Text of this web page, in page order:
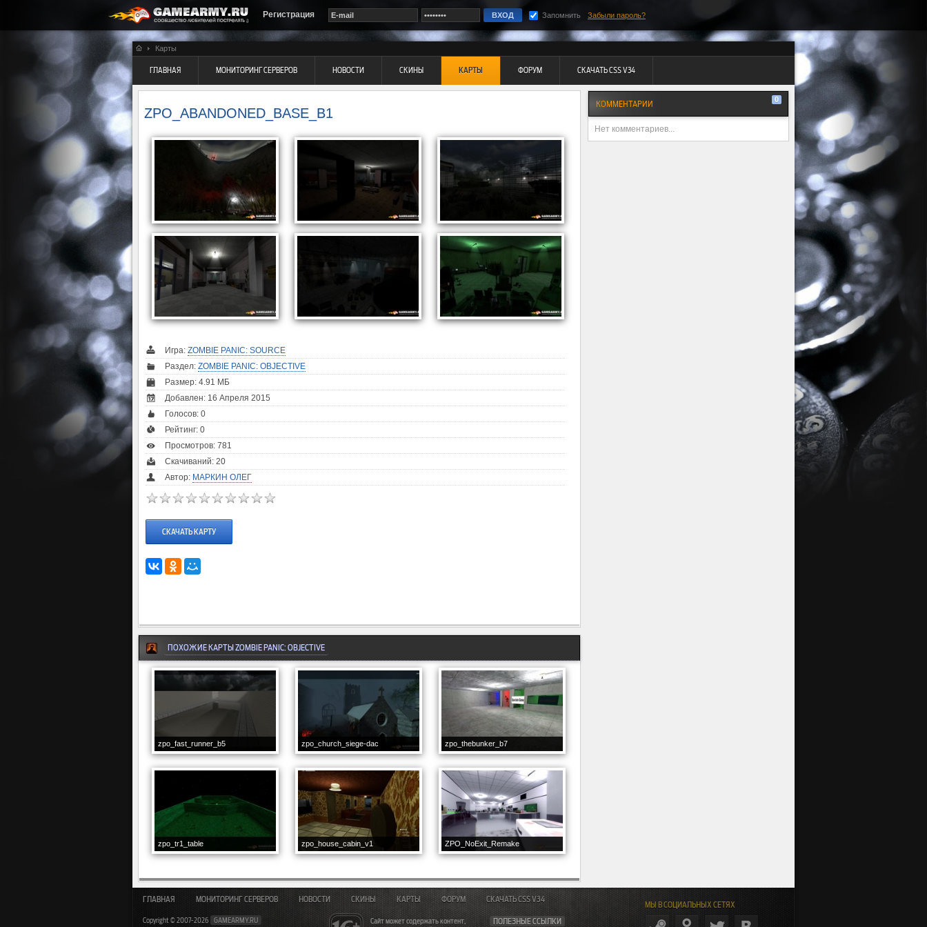
Регистрация Запомнить Забыли пароль?
Карты
ГЛАВНАЯ МОНИТОРИНГ СЕРВЕРОВ НОВОСТИ СКИНЫ КАРТЫ ФОРУМ СКАЧАТЬ CSS V34
ZPO_ABANDONED_BASE_B1
Игра: ZOMBIE PANIC: SOURCE
Раздел: ZOMBIE PANIC: OBJECTIVE
Размер: 4.91 МБ
Добавлен: 16 Апреля 2015
Голосов: 0
Рейтинг: 0
Просмотров: 781
Скачиваний: 20
Автор: МАРКИН ОЛЕГ
СКАЧАТЬ КАРТУ
ПОХОЖИЕ КАРТЫ ZOMBIE PANIC: OBJECTIVE
zpo_fast_runner_b5 zpo_church_siege-dac zpo_thebunker_b7
zpo_tr1_table zpo_house_cabin_v1 ZPO_NoExit_Remake
КОММЕНТАРИИ 0
Нет комментариев...
МЫ В СОЦИАЛЬНЫХ СЕТЯХ
Сайт может содержать контент,
ПОЛЕЗНЫЕ ССЫЛКИ
ГЛАВНАЯ МОНИТОРИНГ СЕРВЕРОВ НОВОСТИ СКИНЫ КАРТЫ ФОРУМ СКАЧАТЬ CSS V34
Copyright © 2007-2026
GAMEARMY.RU